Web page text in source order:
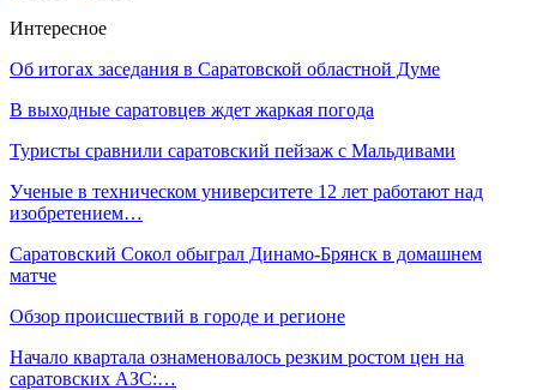
Интересное
Об итогах заседания в Саратовской областной Думе
В выходные саратовцев ждет жаркая погода
Туристы сравнили саратовский пейзаж с Мальдивами
Ученые в техническом университете 12 лет работают над
изобретением…
Саратовский Сокол обыграл Динамо-Брянск в домашнем
матче
Обзор происшествий в городе и регионе
Начало квартала ознаменовалось резким ростом цен на
саратовских АЗС:…